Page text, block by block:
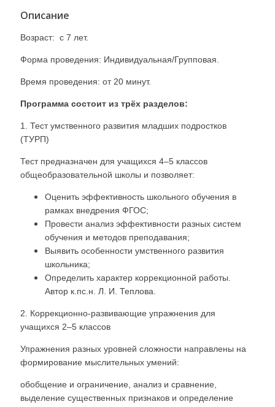
Описание
Возраст: с 7 лет.
Форма проведения: Индивидуальная/Групповая.
Время проведения: от 20 минут.
Программа состоит из трёх разделов:
1. Тест умственного развития младших подростков
(ТУРП)
Тест предназначен для учащихся 4–5 классов
общеобразовательной школы и позволяет:
Оценить эффективность школьного обучения в
рамках внедрения ФГОС;
Провести анализ эффективности разных систем
обучения и методов преподавания;
Выявить особенности умственного развития
школьника;
Определить характер коррекционной работы.
Автор к.пс.н. Л. И. Теплова.
2. Коррекционно-развивающие упражнения для
учащихся 2–5 классов
Упражнения разных уровней сложности направлены на
формирование мыслительных умений:
обобщение и ограничение, анализ и сравнение,
выделение существенных признаков и определение